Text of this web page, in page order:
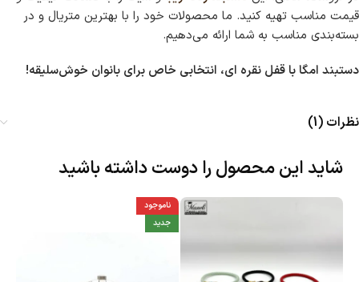
قیمت مناسب تهیه کنید. ما محصولات خود را با بهترین متریال و در
بسته‌بندی مناسب به شما ارائه می‌دهیم.
دستبند امگا با قفل نقره ای، انتخابی خاص برای بانوان خوش‌سلیقه!
نظرات (1)
شاید این محصول را دوست داشته باشید
ناموجود
جدید